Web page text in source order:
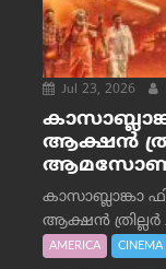
Jul 23, 2026
ആക്ഷൻ
ആമസോൺ
കാസാബ്ലാങ്കാ
ആക്ഷൻ ത്രില്ലർ
AMERICA CINEMA